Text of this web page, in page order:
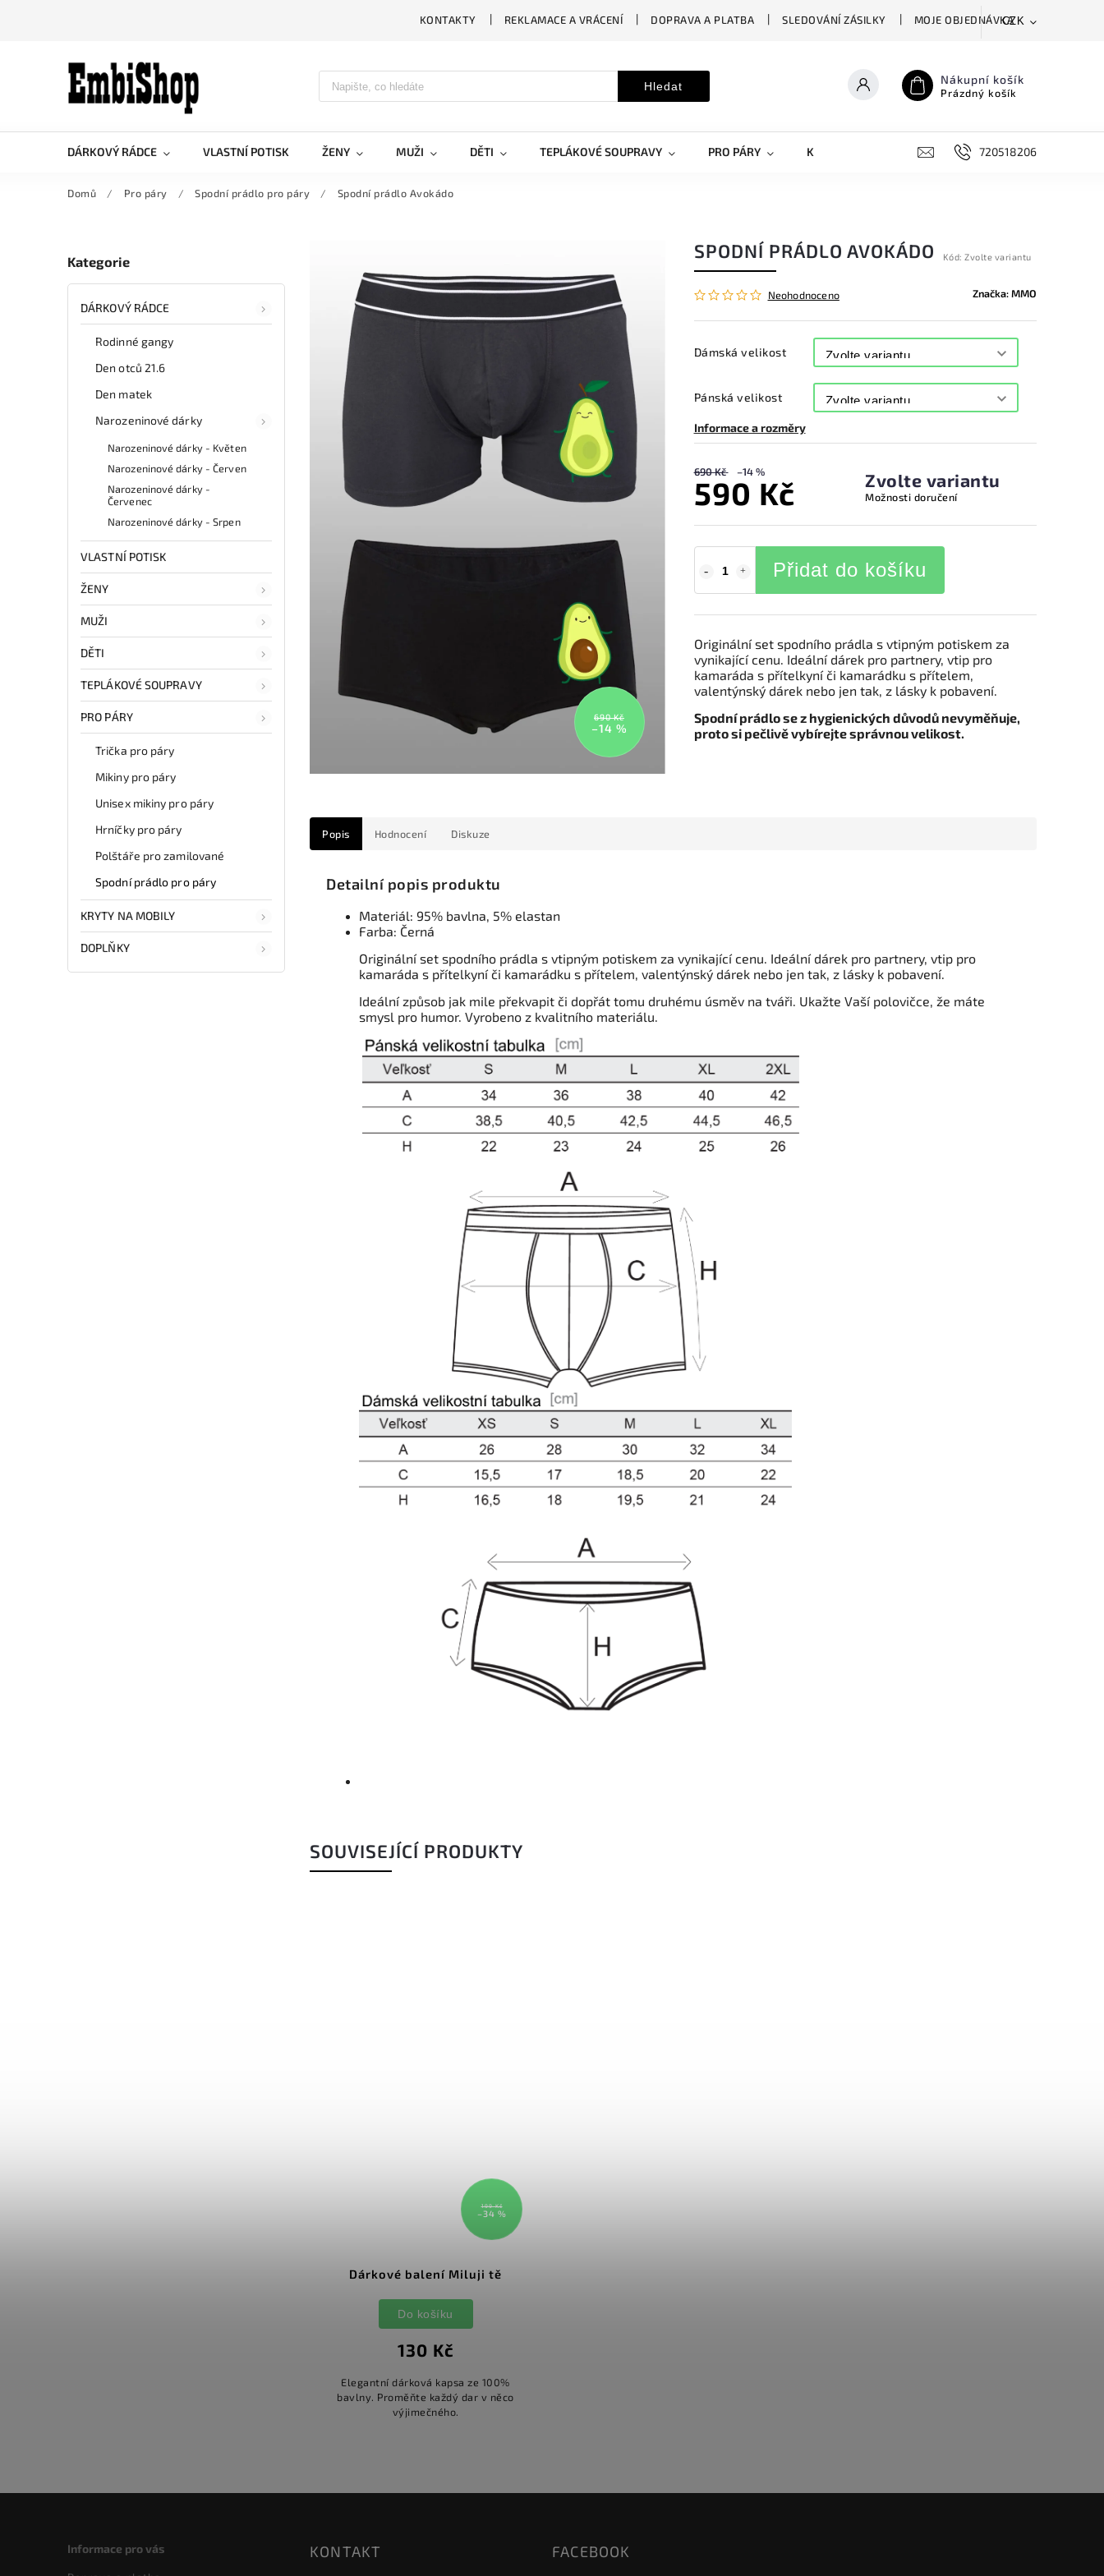
KONTAKTY REKLAMACE A VRÁCENÍ DOPRAVA A PLATBA SLEDOVÁNÍ ZÁSILKY MOJE OBJEDNÁVKACZK
Hledat Nákupní košík
Prázdný košík
DÁRKOVÝ RÁDCE VLASTNÍ POTISK ŽENY MUŽI DĚTI TEPLÁKOVÉ SOUPRAVY PRO PÁRY KRYTY NA MOBILY DOPLŇKY720518206
Domů / Pro páry / Spodní prádlo pro páry / Spodní prádlo Avokádo
Kategorie
DÁRKOVÝ RÁDCE
Rodinné gangy
Den otců 21.6
Den matek
Narozeninové dárky
Narozeninové dárky - Květen
Narozeninové dárky - Červen
Narozeninové dárky -
Červenec
Narozeninové dárky - Srpen
VLASTNÍ POTISK
ŽENY
MUŽI
DĚTI
TEPLÁKOVÉ SOUPRAVY
PRO PÁRY
Trička pro páry
Mikiny pro páry
Unisex mikiny pro páry
Hrníčky pro páry
Polštáře pro zamilované
Spodní prádlo pro páry
KRYTY NA MOBILY
DOPLŇKY
690 Kč
–14 %
SPODNÍ PRÁDLO AVOKÁDO Kód: Zvolte variantu
Neohodnoceno Značka:MMO
Dámská velikost
Pánská velikost
Informace a rozměry
690 Kč –14 %
590 Kč Zvolte variantu
Možnosti doručení
Přidat do košíku
Originální set spodního prádla s vtipným potiskem za
vynikající cenu. Ideální dárek pro partnery, vtip pro
kamaráda s přítelkyní či kamarádku s přítelem,
valentýnský dárek nebo jen tak, z lásky k pobavení.
Spodní prádlo se z hygienických důvodů nevyměňuje,
proto si pečlivě vybírejte správnou velikost.
Popis Hodnocení Diskuze
Detailní popis produktu
Materiál: 95% bavlna, 5% elastan
Farba: Černá
Originální set spodního prádla s vtipným potiskem za vynikající cenu. Ideální dárek pro partnery, vtip pro
kamaráda s přítelkyní či kamarádku s přítelem, valentýnský dárek nebo jen tak, z lásky k pobavení.
Ideální způsob jak mile překvapit či dopřát tomu druhému úsměv na tváři. Ukažte Vaší polovičce, že máte
smysl pro humor. Vyrobeno z kvalitního materiálu.
SOUVISEJÍCÍ PRODUKTY
199 Kč
–34 %
Dárkové balení Miluji tě
130 Kč
Do košíku
Elegantní dárková kapsa ze 100%
bavlny. Proměňte každý dar v něco
výjimečného.
Informace pro vás KONTAKT FACEBOOK